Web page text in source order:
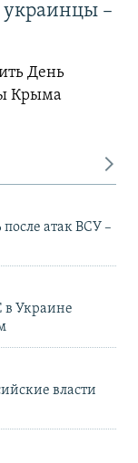
украинцы –
День
Крыма
атак ВСУ –
в Украине
власти